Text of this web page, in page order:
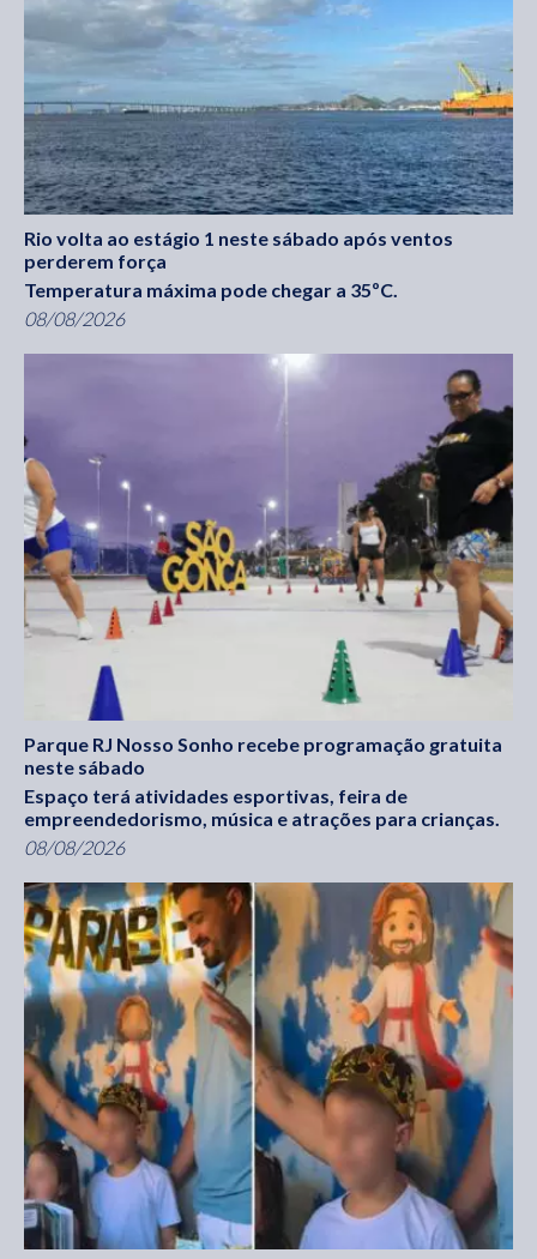
Rio volta ao estágio 1 neste sábado após ventos
perderem força
Temperatura máxima pode chegar a 35ºC.
08/08/2026
Parque RJ Nosso Sonho recebe programação gratuita
neste sábado
Espaço terá atividades esportivas, feira de
empreendedorismo, música e atrações para crianças.
08/08/2026